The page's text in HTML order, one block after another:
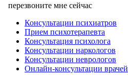
перезвоните мне сейчас
Консультации психиатров
Прием психотерапевта
Консультация психолога
Консультации наркологов
Консультации неврологов
Онлайн-консультации врачей